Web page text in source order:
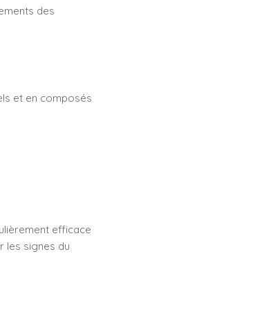
des
et en composés
efficace
les signes du